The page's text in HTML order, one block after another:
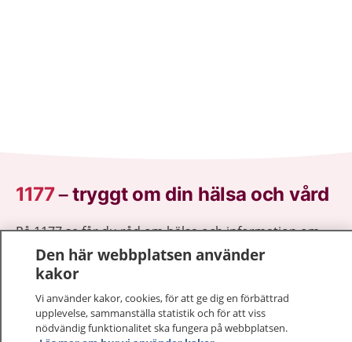
1177–tryggt om din hälsa och vård
På 1177.se får du råd om hälsa och information om
sjukdomar och vilka mottagningar du kan kontakta.
Logga in för att läsa din journal och göra dina
sjukvårdsrådgivning dygnet runt.
1177 ger dig råd när du vill må bättre.
Den här webbplatsen använder
kakor
Vi använder kakor, cookies, för att ge dig en förbättrad
upplevelse, sammanställa statistik och för att viss
nödvändig funktionalitet ska fungera på webbplatsen.